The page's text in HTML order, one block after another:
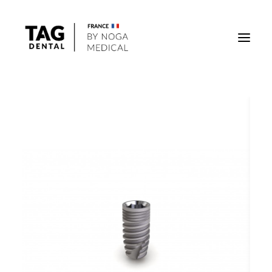
Solutions régénératives
DigiTag